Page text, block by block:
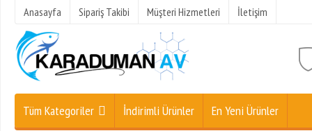
Anasayfa Sipariş Takibi Müşteri Hizmetleri İletişim
Tüm Kategoriler İndirimli Ürünler En Yeni Ürünler